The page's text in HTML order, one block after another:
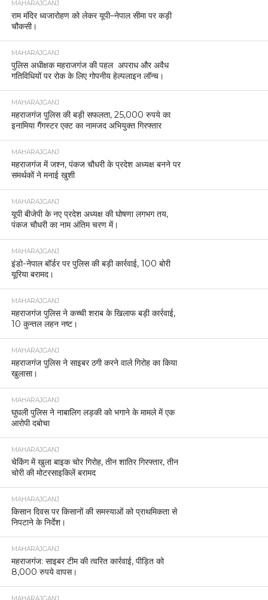
MAHARAJGANJ
राम मंदिर ध्वजारोहण को लेकर यूपी–नेपाल सीमा पर कड़ी
चौकसी।
MAHARAJGANJ
पुलिस अधीक्षक महराजगंज की पहल अपराध और अवैध
गतिविधियों पर रोक के लिए गोपनीय हेल्पलाइन लॉन्च।
MAHARAJGANJ
महराजगंज पुलिस की बड़ी सफलता, 25,000 रुपये का
इनामिया गैंगस्टर एक्ट का नामजद अभियुक्त गिरफ्तार
MAHARAJGANJ
महराजगंज में जश्न, पंकज चौधरी के प्रदेश अध्यक्ष बनने पर
समर्थकों ने मनाई खुशी
MAHARAJGANJ
यूपी बीजेपी के नए प्रदेश अध्यक्ष की घोषणा लगभग तय,
पंकज चौधरी का नाम अंतिम चरण में।
MAHARAJGANJ
इंडो-नेपाल बॉर्डर पर पुलिस की बड़ी कार्रवाई, 100 बोरी
यूरिया बरामद।
MAHARAJGANJ
महराजगंज पुलिस ने कच्ची शराब के खिलाफ बड़ी कार्रवाई,
10 कुन्तल लहन नष्ट।
MAHARAJGANJ
महराजगंज पुलिस ने साइबर ठगी करने वाले गिरोह का किया
खुलासा।
MAHARAJGANJ
घुघली पुलिस ने नाबालिग लड़की को भगाने के मामले में एक
आरोपी दबोचा
MAHARAJGANJ
चेकिंग में खुला बाइक चोर गिरोह, तीन शातिर गिरफ्तार, तीन
चोरी की मोटरसाइकिलें बरामद
MAHARAJGANJ
किसान दिवस पर किसानों की समस्याओं को प्राथमिकता से
निपटाने के निर्देश।
MAHARAJGANJ
महराजगंज: साइबर टीम की त्वरित कार्रवाई, पीड़ित को
8,000 रुपये वापस।
MAHARAJGANJ